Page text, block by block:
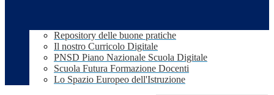
Repository delle buone pratiche
Il nostro Curricolo Digitale
PNSD Piano Nazionale Scuola Digitale
Scuola Futura Formazione Docenti
Lo Spazio Europeo dell'Istruzione